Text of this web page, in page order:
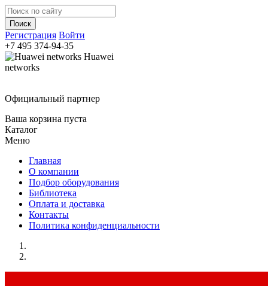
Регистрация Войти
+7 495 374-94-35
Huawei
networks
Официальный партнер
Ваша корзина пуста
Каталог
Меню
Главная
О компании
Подбор оборудования
Библиотека
Оплата и доставка
Контакты
Политика конфиденциальности